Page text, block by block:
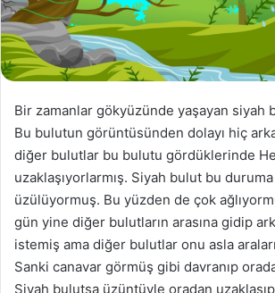
Bir zamanlar gökyüzünde yaşayan siyah
Bu bulutun görüntüsünden dolayı hiç
diğer bulutlar bu bulutu gördüklerinde
uzaklaşıyorlarmış. Siyah bulut bu
üzülüyormuş. Bu yüzden de çok
gün yine diğer bulutların arasına gidip
istemiş ama diğer bulutlar onu asla
Sanki canavar görmüş gibi davranıp
Siyah bulutsa üzüntüyle oradan